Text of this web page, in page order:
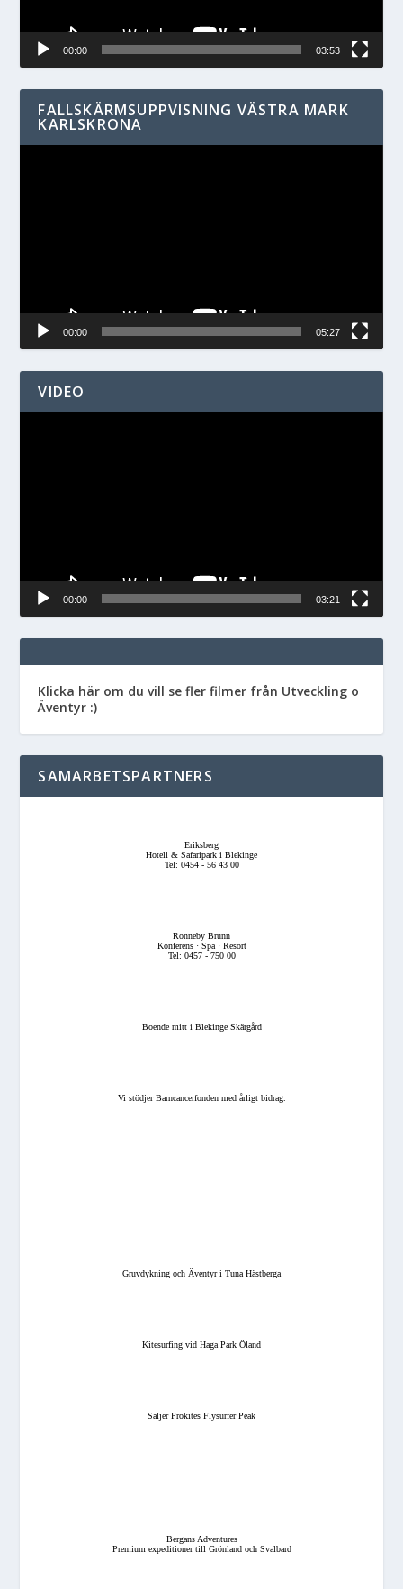
00:00 03:53
FALLSKÄRMSUPPVISNING VÄSTRA MARK
KARLSKRONA
00:00 05:27
VIDEO
00:00 03:21
Klicka här om du vill se fler filmer från Utveckling o
Äventyr :)
SAMARBETSPARTNERS
Eriksberg
Hotell & Safaripark i Blekinge
Tel: 0454 - 56 43 00
Ronneby Brunn
Konferens · Spa · Resort
Tel: 0457 - 750 00
Boende mitt i Blekinge Skärgård
Vi stödjer Barncancerfonden med årligt bidrag.
Gruvdykning och Äventyr i Tuna Hästberga
Kitesurfing vid Haga Park Öland
Säljer Prokites Flysurfer Peak
Bergans Adventures
Premium expeditioner till Grönland och Svalbard